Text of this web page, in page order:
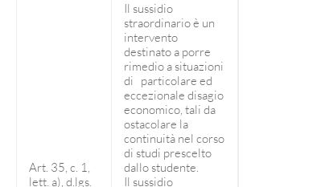
Art. 35, c. 1,
lett. a), d.lgs.
Il sussidio
straordinario è un
intervento
destinato a porre
rimedio a situazioni
di particolare ed
eccezionale disagio
economico, tali da
ostacolare la
continuità nel corso
di studi prescelto
dallo studente.
Il sussidio